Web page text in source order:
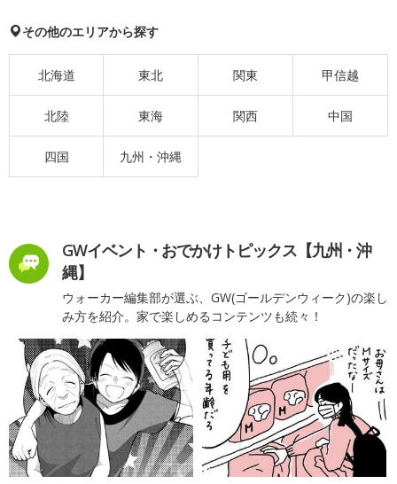
その他のエリアから探す
北海道 東北 関東 甲信越
北陸 東海 関西 中国
四国 九州・沖縄
GWイベント・おでかけトピックス【九州・沖
縄】
ウォーカー編集部が選ぶ、GW(ゴールデンウィーク)の楽し
み方を紹介。家で楽しめるコンテンツも続々！